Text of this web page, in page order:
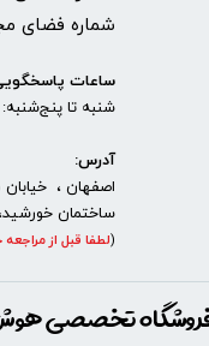
تخصصی هوش
شماره فضای
ساعات
شنبه تا
آدرس:
اصفهان ، خیابان
ساختمان خورشید، طبقه 4،
(لطفا قبل از